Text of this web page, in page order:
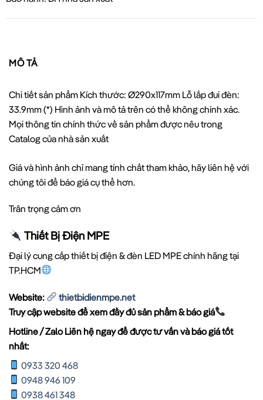
MÔ TẢ
Chi tiết sản phẩm Kích thước: Ø290x117mm Lỗ lắp đui đèn:
33.9mm (*) Hình ảnh và mô tả trên có thể không chính xác.
Mọi thông tin chính thức về sản phẩm được nêu trong
Catalog của nhà sản xuất
Giá và hình ảnh chỉ mang tính chất tham khảo, hãy liên hệ với
chúng tôi để báo giá cụ thể hơn.
Trân trọng cảm ơn
Thiết Bị Điện MPE
Đại lý cung cấp thiết bị điện & đèn LED MPE chính hãng tại
TP.HCM
Website:
thietbidienmpe.net
Truy cập website để xem đầy đủ sản phẩm & báo giá
Hotline / Zalo Liên hệ ngay để được tư vấn và báo giá tốt
nhất:
0933 320 468
0948 946 109
0938 461 348